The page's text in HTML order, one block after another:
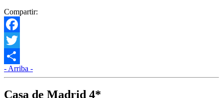
Compartir:
Facebook
Twitter
Compartir
- Arriba -
Casa de Madrid 4*